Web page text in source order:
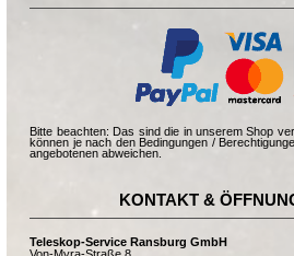
Bitte beachten: Das sind die in unserem Shop
können je nach den Bedingungen /
angebotenen abweichen.
KONTAKT &
Teleskop-Service Ransburg GmbH
Von-Myra-Straße 8